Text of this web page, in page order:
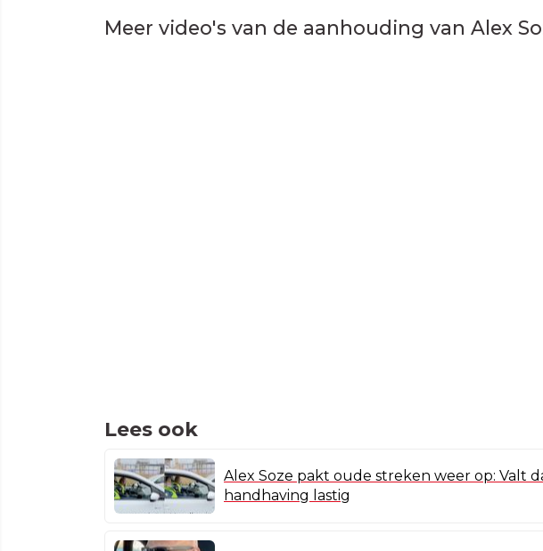
Meer video's van de aanhouding van Alex
Lees ook
Alex Soze pakt oude streken weer op: Valt
handhaving lastig